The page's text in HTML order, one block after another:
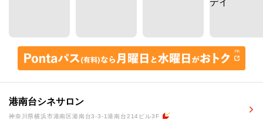
港南台シネサロン
神奈川県横浜市港南区港南台3-3-1港南台214ビル3F